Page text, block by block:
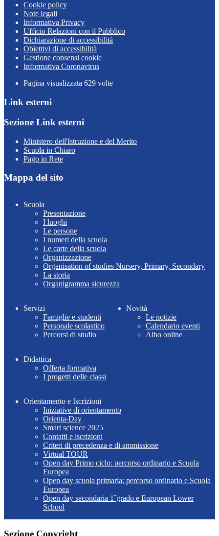
Cookie policy
Note legali
Informativa Privacy
Ufficio Relazioni con il Pubblico
Dichiarazione di accessibilità
Obiettivi di accessibilità
Gestione consensi cookie
Informativa Coronavirus
Pagina visualizzata 629 volte
Link esterni
Sezione Link esterni
Ministero dell'Istruzione e del Merito
Scuola in Chiaro
Pago in Rete
Mappa del sito
Scuola
Presentazione
I luoghi
Le persone
I numeri della scuola
Le carte della scuola
Organizzazione
Organisation of studies Nursery, Primary, Secondary
La storia
Organigramma sicurezza
Servizi
Famiglie e studenti
Personale scolastico
Percorsi di studio
Novità
Le notizie
Calendario eventi
Albo online
Didattica
Offerta formativa
I progetti delle classi
Orientamento e Iscrizioni
Iniziative di orientamento
Orienta-Day
Smart science 2025
Contatti e iscrizioni
Criteri di precedenza e di ammissione
Virtual TOUR
Open day Primo ciclo: percorso ordinario e Scuola
Europea
Open day scuola primaria: percorso ordinario e Scuola
Europea
Open day secondaria 1ˆgrado e European Lower
School
Sezione Copyright